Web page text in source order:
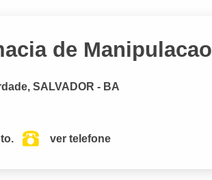
de Manipulacao
SALVADOR - BA
ver telefone